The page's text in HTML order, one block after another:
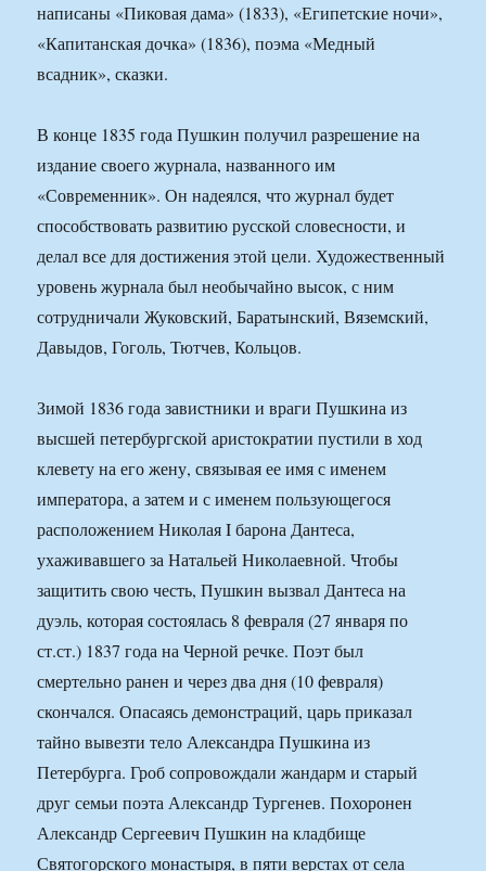
написаны «Пиковая дама» (1833), «Египетские ночи»,
«Капитанская дочка» (1836), поэма «Медный
всадник», сказки.
В конце 1835 года Пушкин получил разрешение на
издание своего журнала, названного им
«Современник». Он надеялся, что журнал будет
способствовать развитию русской словесности, и
делал все для достижения этой цели. Художественный
уровень журнала был необычайно высок, с ним
сотрудничали Жуковский, Баратынский, Вяземский,
Давыдов, Гоголь, Тютчев, Кольцов.
Зимой 1836 года завистники и враги Пушкина из
высшей петербургской аристократии пустили в ход
клевету на его жену, связывая ее имя с именем
императора, а затем и с именем пользующегося
расположением Николая I барона Дантеса,
ухаживавшего за Натальей Николаевной. Чтобы
защитить свою честь, Пушкин вызвал Дантеса на
дуэль, которая состоялась 8 февраля (27 января по
ст.ст.) 1837 года на Черной речке. Поэт был
смертельно ранен и через два дня (10 февраля)
скончался. Опасаясь демонстраций, царь приказал
тайно вывезти тело Александра Пушкина из
Петербурга. Гроб сопровождали жандарм и старый
друг семьи поэта Александр Тургенев. Похоронен
Александр Сергеевич Пушкин на кладбище
Святогорского монастыря, в пяти верстах от села